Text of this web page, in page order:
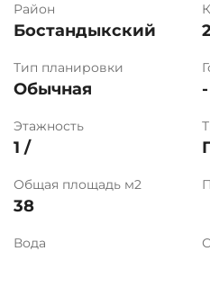
Район
Бостандыкский
Тип планировки
Обычная -
Этажность
1 /
Общая площадь м2
38
Вода